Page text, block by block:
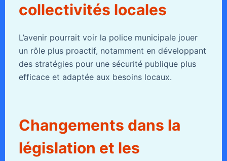
collectivités locales
L’avenir pourrait voir la police municipale jouer
un rôle plus proactif, notamment en développant
des stratégies pour une sécurité publique plus
efficace et adaptée aux besoins locaux.
Changements dans la
législation et les